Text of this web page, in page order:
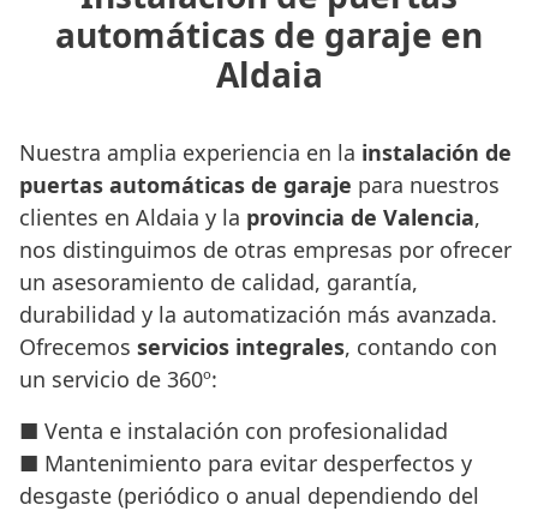
automáticas de garaje en
Aldaia
Nuestra amplia experiencia en la instalación de
puertas automáticas de garaje para nuestros
clientes en Aldaia y la provincia de Valencia,
nos distinguimos de otras empresas por ofrecer
un asesoramiento de calidad, garantía,
durabilidad y la automatización más avanzada.
Ofrecemos servicios integrales, contando con
un servicio de 360º:
■ Venta e instalación con profesionalidad
■ Mantenimiento para evitar desperfectos y
desgaste (periódico o anual dependiendo del